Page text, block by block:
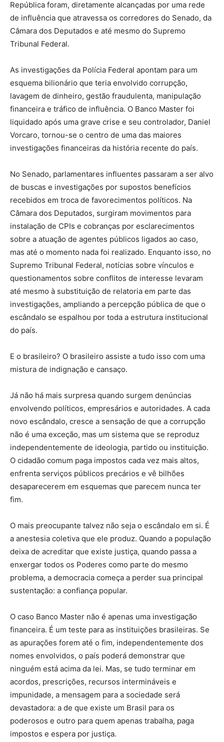
República foram, diretamente alcançadas por uma rede
de influência que atravessa os corredores do Senado, da
Câmara dos Deputados e até mesmo do Supremo
Tribunal Federal.
As investigações da Polícia Federal apontam para um
esquema bilionário que teria envolvido corrupção,
lavagem de dinheiro, gestão fraudulenta, manipulação
financeira e tráfico de influência. O Banco Master foi
liquidado após uma grave crise e seu controlador, Daniel
Vorcaro, tornou-se o centro de uma das maiores
investigações financeiras da história recente do país.
No Senado, parlamentares influentes passaram a ser alvo
de buscas e investigações por supostos benefícios
recebidos em troca de favorecimentos políticos. Na
Câmara dos Deputados, surgiram movimentos para
instalação de CPIs e cobranças por esclarecimentos
sobre a atuação de agentes públicos ligados ao caso,
mas até o momento nada foi realizado. Enquanto isso, no
Supremo Tribunal Federal, notícias sobre vínculos e
questionamentos sobre conflitos de interesse levaram
até mesmo à substituição de relatoria em parte das
investigações, ampliando a percepção pública de que o
escândalo se espalhou por toda a estrutura institucional
do país.
E o brasileiro? O brasileiro assiste a tudo isso com uma
mistura de indignação e cansaço.
Já não há mais surpresa quando surgem denúncias
envolvendo políticos, empresários e autoridades. A cada
novo escândalo, cresce a sensação de que a corrupção
não é uma exceção, mas um sistema que se reproduz
independentemente de ideologia, partido ou instituição.
O cidadão comum paga impostos cada vez mais altos,
enfrenta serviços públicos precários e vê bilhões
desaparecerem em esquemas que parecem nunca ter
fim.
O mais preocupante talvez não seja o escândalo em si. É
a anestesia coletiva que ele produz. Quando a população
deixa de acreditar que existe justiça, quando passa a
enxergar todos os Poderes como parte do mesmo
problema, a democracia começa a perder sua principal
sustentação: a confiança popular.
O caso Banco Master não é apenas uma investigação
financeira. É um teste para as instituições brasileiras. Se
as apurações forem até o fim, independentemente dos
nomes envolvidos, o país poderá demonstrar que
ninguém está acima da lei. Mas, se tudo terminar em
acordos, prescrições, recursos intermináveis e
impunidade, a mensagem para a sociedade será
devastadora: a de que existe um Brasil para os
poderosos e outro para quem apenas trabalha, paga
impostos e espera por justiça.